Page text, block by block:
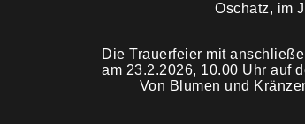
Oschatz, im
Die Trauerfeier mit
am 23.2.2026, 10.00 Uhr auf
Von Blumen und